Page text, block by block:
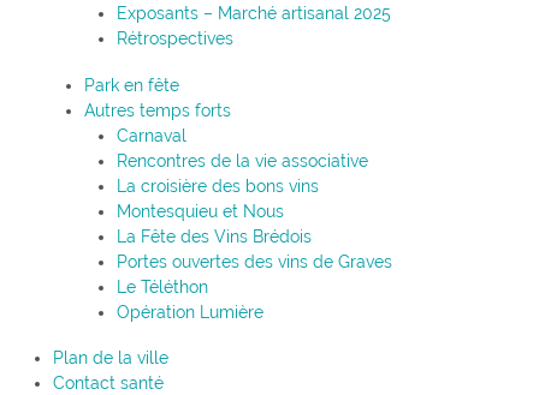
Exposants – Marché artisanal 2025
Rétrospectives
Park en fête
Autres temps forts
Carnaval
Rencontres de la vie associative
La croisière des bons vins
Montesquieu et Nous
La Fête des Vins Brédois
Portes ouvertes des vins de Graves
Le Téléthon
Opération Lumière
Plan de la ville
Contact santé